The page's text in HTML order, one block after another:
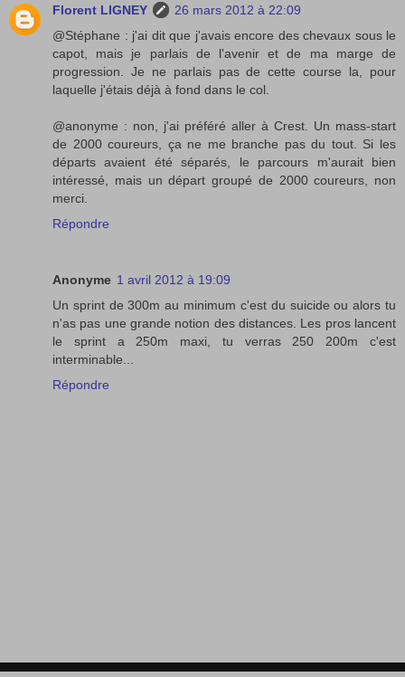
Florent LIGNEY
26 mars 2012 à 22:09
@Stéphane : j'ai dit que j'avais encore des chevaux sous le
capot, mais je parlais de l'avenir et de ma marge de
progression. Je ne parlais pas de cette course la, pour
laquelle j'étais déjà à fond dans le col.
@anonyme : non, j'ai préféré aller à Crest. Un mass-start
de 2000 coureurs, ça ne me branche pas du tout. Si les
départs avaient été séparés, le parcours m'aurait bien
intéressé, mais un départ groupé de 2000 coureurs, non
merci.
Répondre
Anonyme 1 avril 2012 à 19:09
Un sprint de 300m au minimum c'est du suicide ou alors tu
n'as pas une grande notion des distances. Les pros lancent
le sprint a 250m maxi, tu verras 250 200m c'est
interminable...
Répondre